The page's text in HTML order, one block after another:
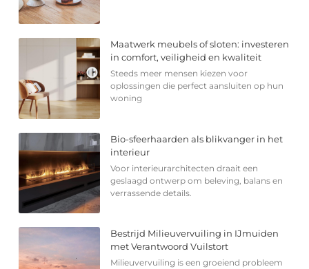
Maatwerk meubels of sloten: investeren
in comfort, veiligheid en kwaliteit
Steeds meer mensen kiezen voor
oplossingen die perfect aansluiten op hun
woning
Bio-sfeerhaarden als blikvanger in het
interieur
Voor interieurarchitecten draait een
geslaagd ontwerp om beleving, balans en
verrassende details.
Bestrijd Milieuvervuiling in IJmuiden
met Verantwoord Vuilstort
Milieuvervuiling is een groeiend probleem